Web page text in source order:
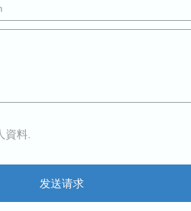
資料.
发送请求